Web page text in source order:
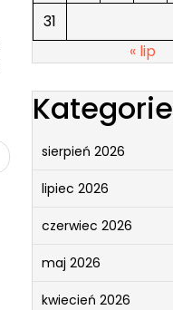
31
« lip
Kategorie
sierpień 2026
lipiec 2026
czerwiec 2026
maj 2026
kwiecień 2026